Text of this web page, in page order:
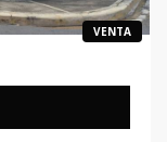
VENTA